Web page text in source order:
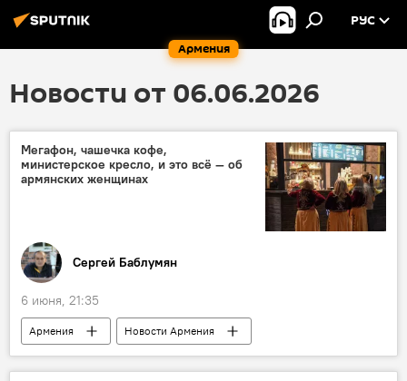
Армения
РУС
Новости от 06.06.2026
Мегафон, чашечка кофе,
министерское кресло, и это всё — об
армянских женщинах
Сергей Баблумян
6 июня, 21:35
Армения
Новости Армения
Колумнисты
Общество